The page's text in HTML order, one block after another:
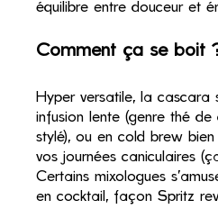
équilibre entre douceur et
Comment ça se boit
Hyper versatile, la cascara
infusion lente (genre thé de
stylé), ou en cold brew
vos journées caniculaires
Certains mixologues
en cocktail, façon Spritz